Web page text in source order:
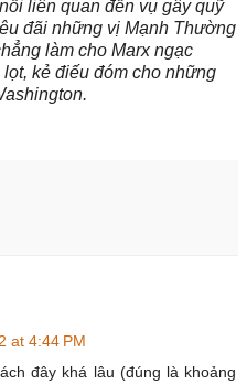
liên quan đến vụ gây quỹ
đãi những vị Mạnh Thường
làm cho Marx ngạc
kẻ điếu đóm cho những
at 4:44 PM
đây khá lâu (đúng là khoảng